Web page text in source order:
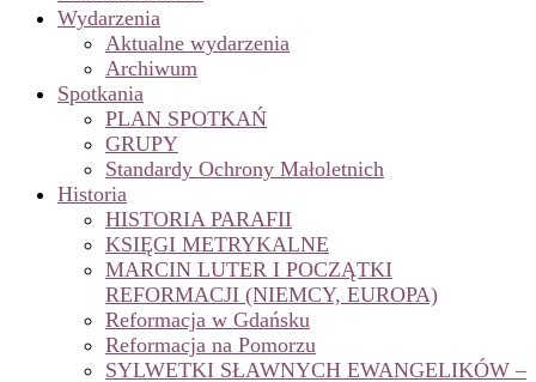
Wydarzenia
Aktualne wydarzenia
Archiwum
Spotkania
PLAN SPOTKAŃ
GRUPY
Standardy Ochrony Małoletnich
Historia
HISTORIA PARAFII
KSIĘGI METRYKALNE
MARCIN LUTER I POCZĄTKI
REFORMACJI (NIEMCY, EUROPA)
Reformacja w Gdańsku
Reformacja na Pomorzu
SYLWETKI SŁAWNYCH EWANGELIKÓW –